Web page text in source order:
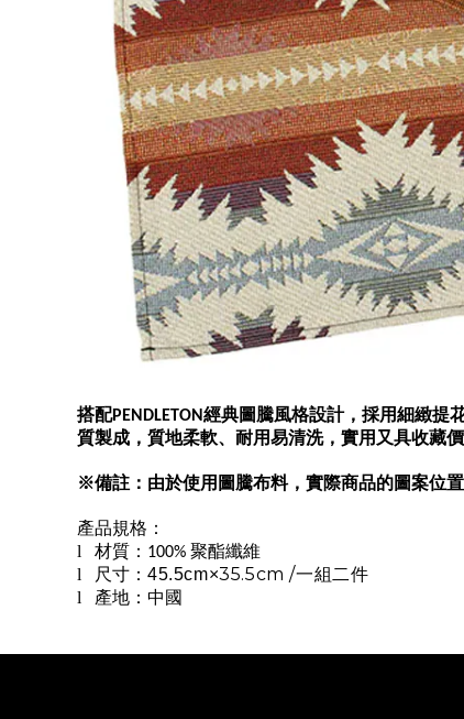
搭配PENDLETON經典圖騰風格設計，採用細緻提
質製成，質地柔軟、耐用易清洗，實用又具收藏
※備註：由於使用圖騰布料，實際商品的圖案位
產品規格：
l
材質： 100% 聚酯纖維
l
尺寸： 45.5cm×35.5cm /一組二件
l
產地：中國